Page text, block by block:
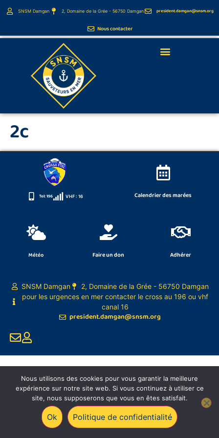
principalSNSM Damgan 2, Domaine de la Grée - 56750 Damgan president.damgan@snsm.org
Nous contacter
2c
Tel: 196 VHF : 16 Calendrier des marées
Météo Faire un don Adhérer
SNSM Damgan
2, Domaine de la Grée - 56750 Damgan
pour les urgences en mer contacter le cross au 196 ou vhf
canal 16
president.damgan@snsm.org
Nous utilisons des cookies pour vous garantir la meilleure
expérience sur notre site web. Si vous continuez à utiliser ce
site, nous supposerons que vous en êtes satisfait.
Ok Politique de confidentialité